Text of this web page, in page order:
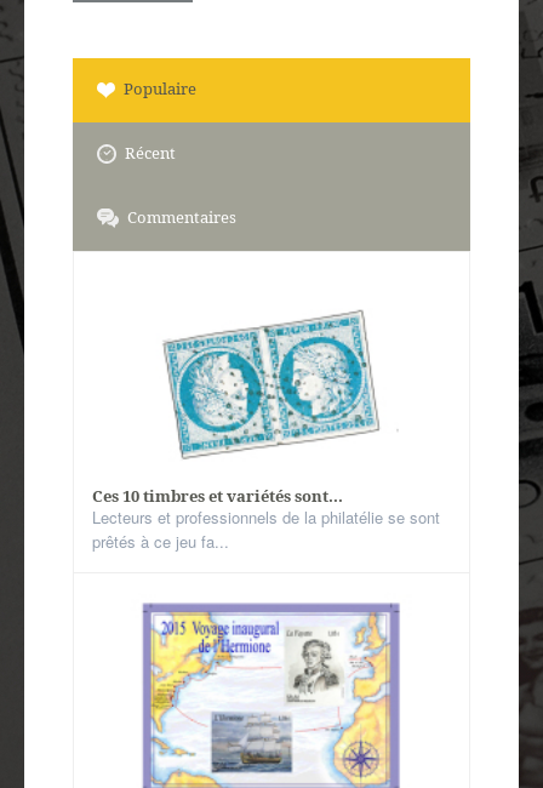
Populaire
Récent
Commentaires
Ces 10 timbres et variétés sont...
Lecteurs et professionnels de la philatélie se sont
prêtés à ce jeu fa...